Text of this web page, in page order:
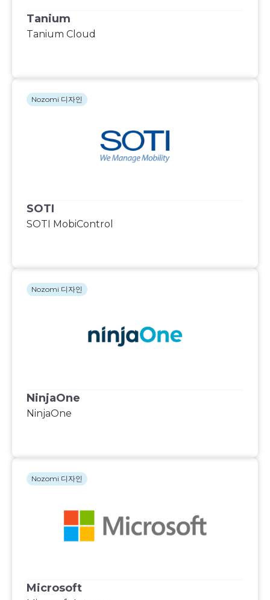
Tanium
Tanium Cloud
SOTI
SOTI MobiControl
Nozomi 디자인
NinjaOne
NinjaOne
Nozomi 디자인
Microsoft
Nozomi 디자인